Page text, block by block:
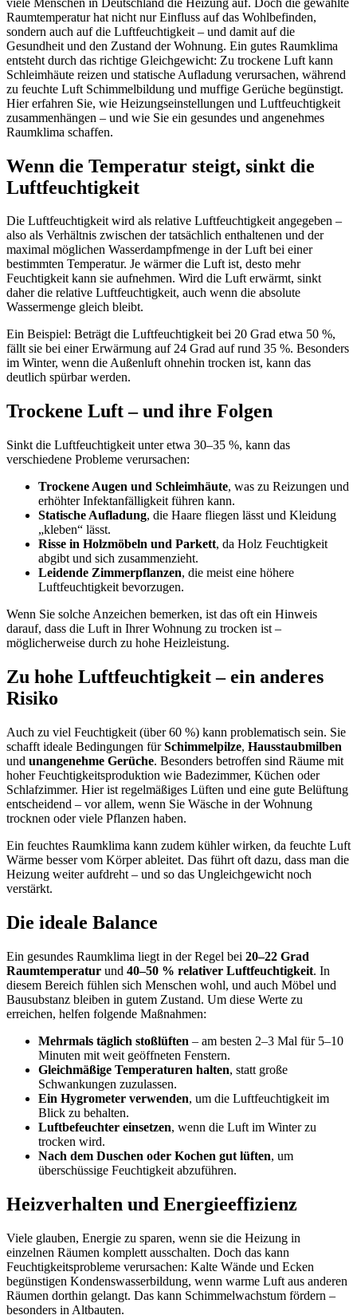
Raumtemperatur hat nicht nur Einfluss auf das Wohlbefinden,
sondern auch auf die Luftfeuchtigkeit – und damit auf die
Gesundheit und den Zustand der Wohnung. Ein gutes Raumklima
entsteht durch das richtige Gleichgewicht: Zu trockene Luft kann
Schleimhäute reizen und statische Aufladung verursachen, während
zu feuchte Luft Schimmelbildung und muffige Gerüche begünstigt.
Hier erfahren Sie, wie Heizungseinstellungen und Luftfeuchtigkeit
zusammenhängen – und wie Sie ein gesundes und angenehmes
Raumklima schaffen.
Wenn die Temperatur steigt, sinkt die
Luftfeuchtigkeit
Die Luftfeuchtigkeit wird als relative Luftfeuchtigkeit angegeben –
also als Verhältnis zwischen der tatsächlich enthaltenen und der
maximal möglichen Wasserdampfmenge in der Luft bei einer
bestimmten Temperatur. Je wärmer die Luft ist, desto mehr
Feuchtigkeit kann sie aufnehmen. Wird die Luft erwärmt, sinkt
daher die relative Luftfeuchtigkeit, auch wenn die absolute
Wassermenge gleich bleibt.
Ein Beispiel: Beträgt die Luftfeuchtigkeit bei 20 Grad etwa 50 %,
fällt sie bei einer Erwärmung auf 24 Grad auf rund 35 %. Besonders
im Winter, wenn die Außenluft ohnehin trocken ist, kann das
deutlich spürbar werden.
Trockene Luft – und ihre Folgen
Sinkt die Luftfeuchtigkeit unter etwa 30–35 %, kann das
verschiedene Probleme verursachen:
Trockene Augen und Schleimhäute, was zu Reizungen und
erhöhter Infektanfälligkeit führen kann.
Statische Aufladung, die Haare fliegen lässt und Kleidung
„kleben“ lässt.
Risse in Holzmöbeln und Parkett, da Holz Feuchtigkeit
abgibt und sich zusammenzieht.
Leidende Zimmerpflanzen, die meist eine höhere
Luftfeuchtigkeit bevorzugen.
Wenn Sie solche Anzeichen bemerken, ist das oft ein Hinweis
darauf, dass die Luft in Ihrer Wohnung zu trocken ist –
möglicherweise durch zu hohe Heizleistung.
Zu hohe Luftfeuchtigkeit – ein anderes
Risiko
Auch zu viel Feuchtigkeit (über 60 %) kann problematisch sein. Sie
schafft ideale Bedingungen fürSchimmelpilze, Hausstaubmilben
und unangenehme Gerüche. Besonders betroffen sind Räume mit
hoher Feuchtigkeitsproduktion wie Badezimmer, Küchen oder
Schlafzimmer. Hier ist regelmäßiges Lüften und eine gute Belüftung
entscheidend – vor allem, wenn Sie Wäsche in der Wohnung
trocknen oder viele Pflanzen haben.
Ein feuchtes Raumklima kann zudem kühler wirken, da feuchte Luft
Wärme besser vom Körper ableitet. Das führt oft dazu, dass man die
Heizung weiter aufdreht – und so das Ungleichgewicht noch
verstärkt.
Die ideale Balance
Ein gesundes Raumklima liegt in der Regel bei 20–22 Grad
Raumtemperatur und 40–50 % relativer Luftfeuchtigkeit. In
diesem Bereich fühlen sich Menschen wohl, und auch Möbel und
Bausubstanz bleiben in gutem Zustand. Um diese Werte zu
erreichen, helfen folgende Maßnahmen:
Mehrmals täglich stoßlüften – am besten 2–3 Mal für 5–10
Minuten mit weit geöffneten Fenstern.
Gleichmäßige Temperaturen halten, statt große
Schwankungen zuzulassen.
Ein Hygrometer verwenden, um die Luftfeuchtigkeit im
Blick zu behalten.
Luftbefeuchter einsetzen, wenn die Luft im Winter zu
trocken wird.
Nach dem Duschen oder Kochen gut lüften, um
überschüssige Feuchtigkeit abzuführen.
Heizverhalten und Energieeffizienz
Viele glauben, Energie zu sparen, wenn sie die Heizung in
einzelnen Räumen komplett ausschalten. Doch das kann
Feuchtigkeitsprobleme verursachen: Kalte Wände und Ecken
begünstigen Kondenswasserbildung, wenn warme Luft aus anderen
Räumen dorthin gelangt. Das kann Schimmelwachstum fördern –
besonders in Altbauten.